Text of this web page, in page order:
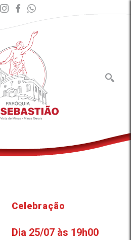
Celebração
Dia 25/07 às 19h00